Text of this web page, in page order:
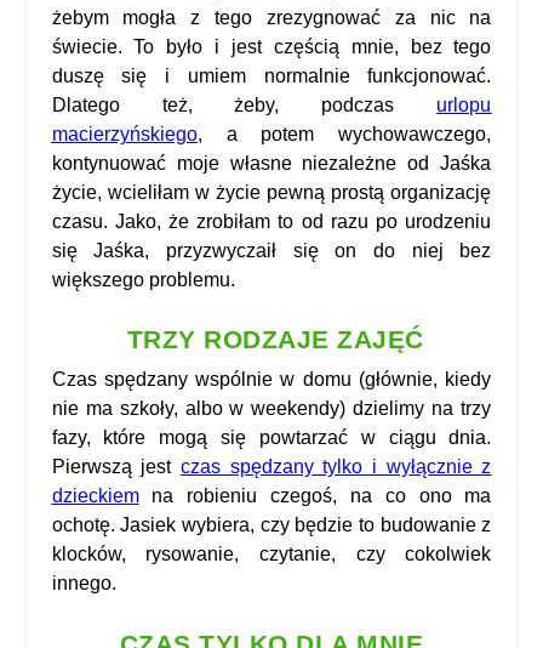
żebym mogła z tego zrezygnować za nic na
świecie. To było i jest częścią mnie, bez tego
duszę się i umiem normalnie funkcjonować.
Dlatego też, żeby, podczas urlopu
macierzyńskiego, a potem wychowawczego,
kontynuować moje własne niezależne od Jaśka
życie, wcieliłam w życie pewną prostą organizację
czasu. Jako, że zrobiłam to od razu po urodzeniu
się Jaśka, przyzwyczaił się on do niej bez
większego problemu.
TRZY RODZAJE ZAJĘĆ
Czas spędzany wspólnie w domu (głównie, kiedy
nie ma szkoły, albo w weekendy) dzielimy na trzy
fazy, które mogą się powtarzać w ciągu dnia.
Pierwszą jest czas spędzany tylko i wyłącznie z
dzieckiemna robieniu czegoś, na co ono ma
ochotę. Jasiek wybiera, czy będzie to budowanie z
klocków, rysowanie, czytanie, czy cokolwiek
innego.